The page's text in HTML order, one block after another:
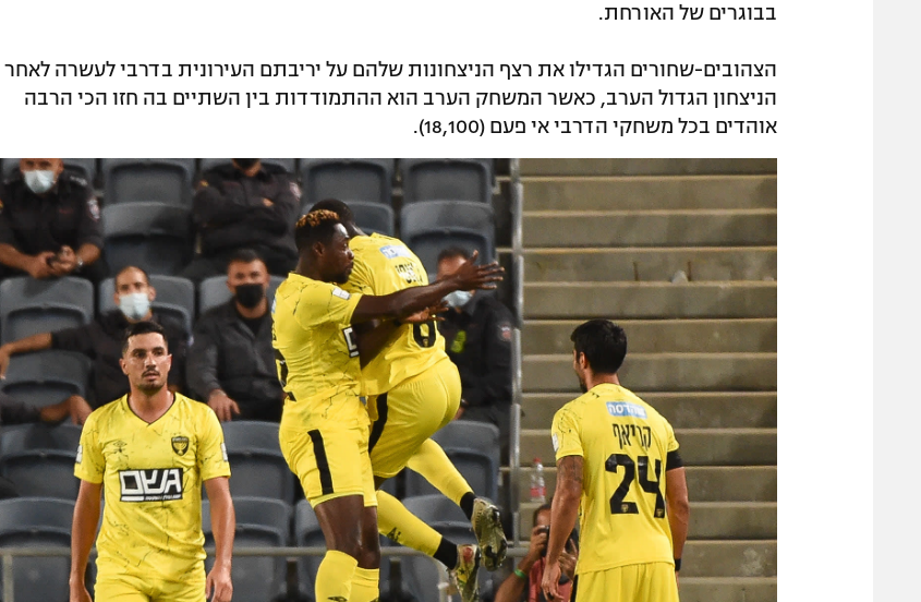
בבוגרים של האורחת.
הצהובים-שחורים הגדילו את רצף הניצחונות שלהם על יריבתם העירונית בדרבי לעשרה לאחר
הניצחון הגדול הערב, כאשר המשחק הערב הוא ההתמודדות בין השתיים בה חזו הכי הרבה
אוהדים בכל משחקי הדרבי אי פעם (18,100).